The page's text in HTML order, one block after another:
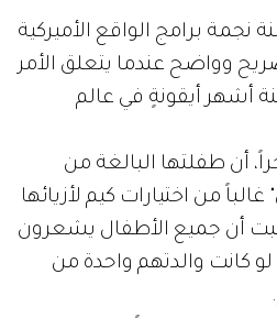
نجمة برامج الواقع الأميركية
وواضح عندما يتعلق الأمر
أشهر أيقونةٍ في عالم
أن طفلتها البالغة من
غالباً من اختيارات كيم لأزيائها
أن جميع الأطفال يشعرون
لو كانت والدتهم واحدة من